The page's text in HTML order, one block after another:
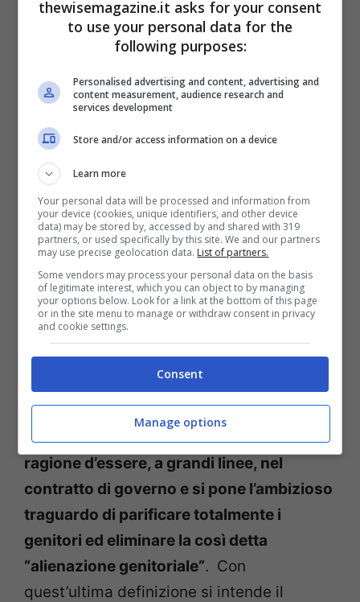
Il disegno Pillon
Nel quadro appena delineato interviene o,
meglio, vorrebbe intervenire in maniera
diretta il disegno di legge Pillon.Come già
detto, tale disegno troverebbe la sua
ragione d’essere, a grandi linee, nel
contratto di governo e si pone l’ambizioso
traguardo di parificare totalmente i
genitori ed eliminare la così detta
“alienazione genitoriale”. Con
quest’ultima definizione si intende il
thewisemagazine.it asks for your consent
to use your personal data for the
following purposes:
Personalised advertising and content, advertising and
content measurement, audience research and
services development
Store and/or access information on a device
Learn more
Your personal data will be processed and information from
your device (cookies, unique identifiers, and other device
data) may be stored by, accessed by and shared with 319
partners, or used specifically by this site. We and our partners
may use precise geolocation data. List of partners.
Some vendors may process your personal data on the basis
of legitimate interest, which you can object to by managing
your options below. Look for a link at the bottom of this page
or in the site menu to manage or withdraw consent in privacy
and cookie settings.
Consent
Manage options